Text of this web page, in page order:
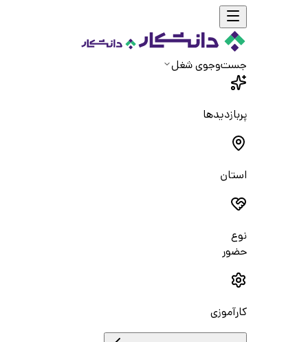
جست‌و‌جوی شغل
پربازدیدها
استان
نوع
حضور
کارآموزی